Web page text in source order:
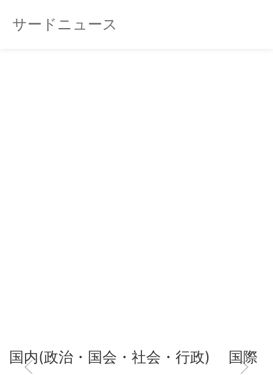
サードニュース
国内(政治・国会・社会・行政) 国際